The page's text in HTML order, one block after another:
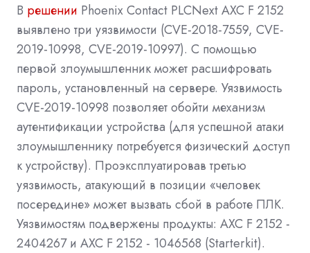
В решении Phoenix Contact PLCNext AXC F 2152
выявлено три уязвимости (CVE-2018-7559, CVE-
2019-10998, CVE-2019-10997). С помощью
первой злоумышленник может расшифровать
пароль, установленный на сервере. Уязвимость
CVE-2019-10998 позволяет обойти механизм
аутентификации устройства (для успешной атаки
злоумышленнику потребуется физический доступ
к устройству). Проэксплуатировав третью
уязвимость, атакующий в позиции «человек
посередине» может вызвать сбой в работе ПЛК.
Уязвимостям подвержены продукты: AXC F 2152 -
2404267 и AXC F 2152 - 1046568 (Starterkit).